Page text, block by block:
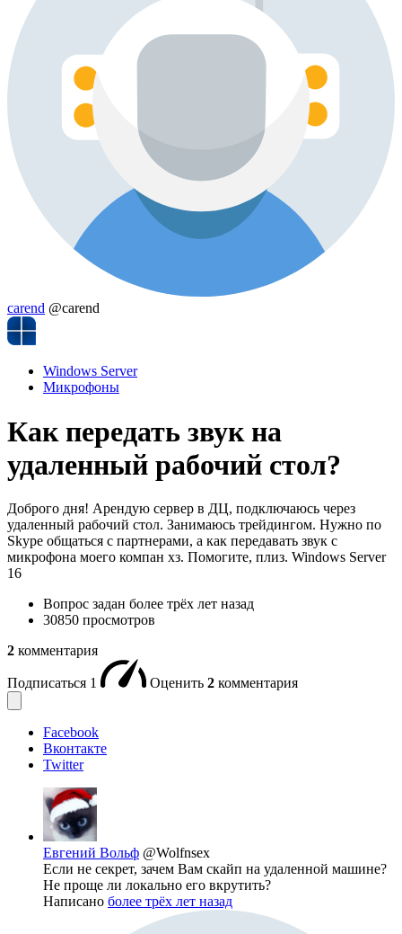
carend @carend
Windows Server
Микрофоны
Как передать звук на
удаленный рабочий стол?
Доброго дня! Арендую сервер в ДЦ, подключаюсь через
удаленный рабочий стол. Занимаюсь трейдингом. Нужно по
Skype общаться с партнерами, а как передавать звук с
микрофона моего компан хз. Помогите, плиз. Windows Server
16
Вопрос задан более трёх лет назад
30850 просмотров
2 комментария
Подписаться 1 Оценить 2 комментария
Facebook
Вконтакте
Twitter
Евгений Вольф @Wolfnsex
Если не секрет, зачем Вам скайп на удаленной машине?
Не проще ли локально его вкрутить?
Написано более трёх лет назад